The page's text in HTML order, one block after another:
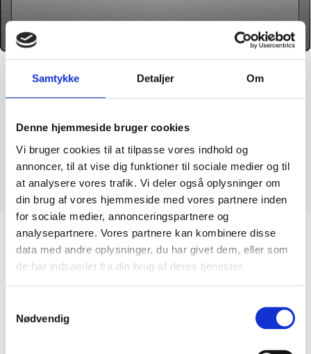
Samtykke Detaljer Om
Denne hjemmeside bruger cookies
Vi bruger cookies til at tilpasse vores indhold og
annoncer, til at vise dig funktioner til sociale medier og til
at analysere vores trafik. Vi deler også oplysninger om
din brug af vores hjemmeside med vores partnere inden
for sociale medier, annonceringspartnere og
analysepartnere. Vores partnere kan kombinere disse
data med andre oplysninger, du har givet dem, eller som
de har indsamlet fra din brug af deres tjenester.
Nødvendig
Claron 500
Planlimning og underlimning/fræsning.
Kummemål indv. ca. 50 x 40 x 19 cm
Skabstørrelse: 60 cm
Relaterede Varer